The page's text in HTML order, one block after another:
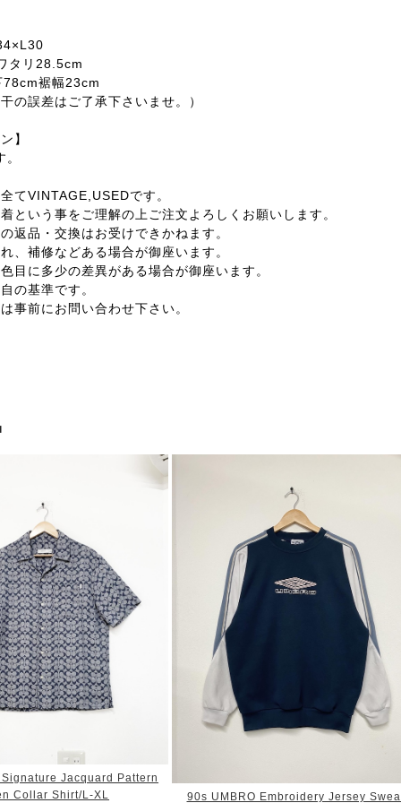
タリ28.5cm
裾幅23cm
の誤差はご了承下さいませ。）
】
てVINTAGE,USEDです。
という事をご理解の上ご注文よろしくお願いします。
返品・交換はお受けできかねます。
、補修などある場合が御座います。
目に多少の差異がある場合が御座います。
の基準です。
事前にお問い合わせ下さい。
Jacquard Pattern
Collar Shirt/L-XL
90s UMBRO Embroidery Jersey